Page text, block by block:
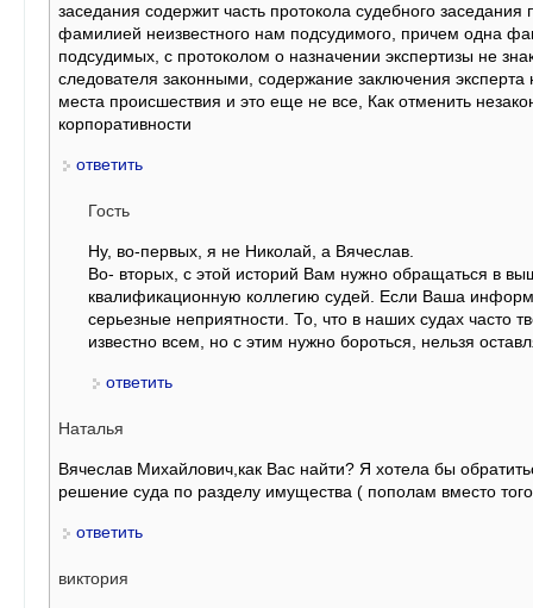
заседания содержит часть протокола судебного заседания
фамилией неизвестного нам подсудимого, причем одна
подсудимых, с протоколом о назначении экспертизы не
следователя законными, содержание заключения эксперта
места происшествия и это еще не все, Как отменить
корпоративности
ответить
Гость
Ну, во-первых, я не Николай, а Вячеслав.
Во- вторых, с этой историй Вам нужно обращаться в
квалификационную коллегию судей. Если Ваша
серьезные неприятности. То, что в наших судах часто
известно всем, но с этим нужно бороться, нельзя
ответить
Наталья
Вячеслав Михайлович,как Вас найти? Я хотела бы
решение суда по разделу имущества ( пополам вместо
ответить
виктория